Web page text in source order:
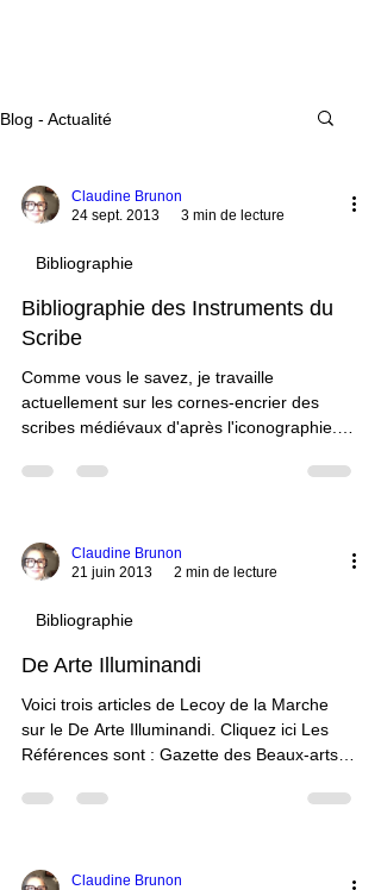
Blog - Actualité
Claudine Brunon
24 sept. 2013
3 min de lecture
Bibliographie
Bibliographie des Instruments du
Scribe
Comme vous le savez, je travaille
actuellement sur les cornes-encrier des
scribes médiévaux d'après l'iconographie.
parfois avec l'aide précieuse de chercheurs.
dans la bibliographie 'theleme' de l'Ecole
des Chartes). AGATI (M.L.), "Il Libro
Claudine Brunon
21 juin 2013
2 min de lecture
Bibliographie
De Arte Illuminandi
Voici trois articles de Lecoy de la Marche
sur le De Arte Illuminandi. Cliquez ici Les
Références sont : Gazette des Beaux-arts
XXXIII pps.54-61 et pp.144-153. A la fin du
« Ici, des fourneaux allumés, ; là,…
Claudine Brunon